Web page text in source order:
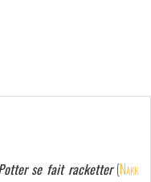
se fait racketter (Nakk